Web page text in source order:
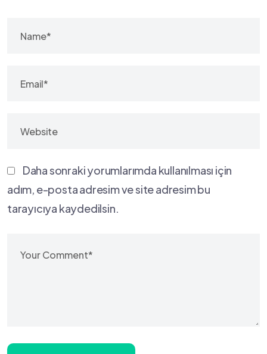
Daha sonraki yorumlarımda kullanılması için
adım, e-posta adresim ve site adresim bu
tarayıcıya kaydedilsin.